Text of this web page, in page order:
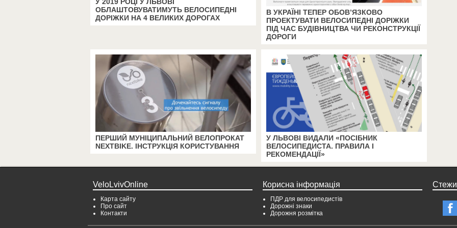
У 2019 РОЦІ У ЛЬВОВІ
ОБЛАШТОВУВАТИМУТЬ ВЕЛОСИПЕДНІ
ДОРІЖКИ НА 4 ВЕЛИКИХ ДОРОГАХ
В УКРАЇНІ ТЕПЕР ОБОВ’ЯЗКОВО
ПРОЕКТУВАТИ ВЕЛОСИПЕДНІ ДОРІЖКИ
ПІД ЧАС БУДІВНИЦТВА ЧИ РЕКОНСТРУКЦІЇ
ДОРОГИ
ПЕРШИЙ МУНІЦИПАЛЬНИЙ ВЕЛОПРОКАТ
NEXTBIKE. ІНСТРУКЦІЯ КОРИСТУВАННЯ
У ЛЬВОВІ ВИДАЛИ «ПОСІБНИК
ВЕЛОСИПЕДИСТА. ПРАВИЛА І
РЕКОМЕНДАЦІЇ»
VeloLvivOnline
Карта сайту
Про сайт
Контакти
Корисна інформація
ПДР для велосипедистів
Дорожні знаки
Дорожня розмітка